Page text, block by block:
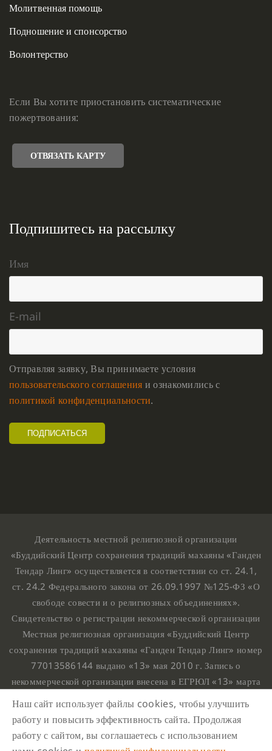
Молитвенная помощь
Подношение и спонсорство
Волонтерство
Если Вы хотите приостановить систематические
пожертвования:
ОТВЯЗАТЬ КАРТУ
Подпишитесь на рассылку
Имя
E-mail
Отправляя заявку, Вы принимаете условия
пользовательского соглашения и ознакомились с
политикой конфиденциальности.
Деятельность местной религиозной организации
«Буддийский Центр сохранения традиций махаяны «Ганден
Тендар Линг» осуществляется в соответствии со ст. 24.1,
ст. 24.2 Федерального закона от 26.09.1997 №125-ФЗ «О
свободе совести и о религиозных объединениях».
Свидетельство о регистрации некоммерческой организации
Местная религиозная организация «Буддийский Центр
сохранения традиций махаяны «Ганден Тендар Линг» номер
77013586144 выдано «13» мая 2010 г. Запись о
некоммерческой организации внесена в ЕГРЮЛ «13» марта
номером 1107799015708.
Ганден Тендар Линг © 2020 Все права защищены
Наш адрес : г. Москва, Нахимовский проспект, 32. Этаж
Наш сайт использует файлы cookies, чтобы улучшить
работу и повысить эффективность сайта. Продолжая
работу с сайтом, вы соглашаетесь с использованием